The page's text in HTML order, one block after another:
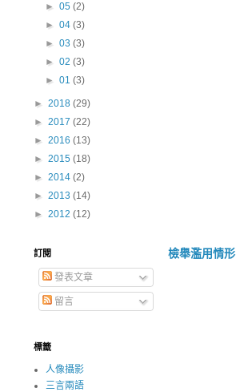
►05(2)
►04(3)
►03(3)
►02(3)
►01(3)
► 2018 (29)
► 2017 (22)
► 2016 (13)
► 2015 (18)
► 2014 (2)
► 2013 (14)
► 2012 (12)
訂閱
發表文章
留言
檢舉濫用情形
標籤
人像攝影
三言兩語